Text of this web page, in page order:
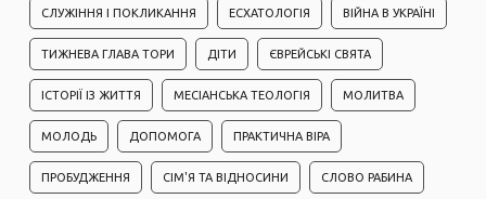
СЛУЖІННЯ І ПОКЛИКАННЯ ЕСХАТОЛОГІЯ ВІЙНА В УКРАЇНІ
ТИЖНЕВА ГЛАВА ТОРИ ДІТИ ЄВРЕЙСЬКІ СВЯТА
ІСТОРІЇ ІЗ ЖИТТЯ МЕСІАНСЬКА ТЕОЛОГІЯ МОЛИТВА
МОЛОДЬ ДОПОМОГА ПРАКТИЧНА ВІРА
ПРОБУДЖЕННЯ СІМ'Я ТА ВІДНОСИНИ СЛОВО РАБИНА